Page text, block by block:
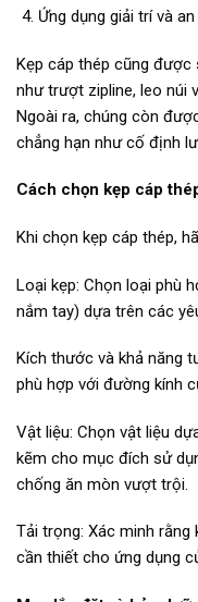
Ứng dụng giải trí và
Kẹp cáp thép cũng
như trượt zipline, leo núi
Ngoài ra, chúng còn
chẳng hạn như cố định
Cách chọn kẹp cáp
Khi chọn kẹp cáp thép,
Loại kẹp: Chọn loại phù
nắm tay) dựa trên các
Kích thước và khả năng
phù hợp với đường kính
Vật liệu: Chọn vật liệu
kẽm cho mục đích sử
chống ăn mòn vượt trội.
Tải trọng: Xác minh
cần thiết cho ứng dụng